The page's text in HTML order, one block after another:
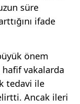
süre
ifade
önem
hafif vakalarda
tedavi ile
Ancak ileri